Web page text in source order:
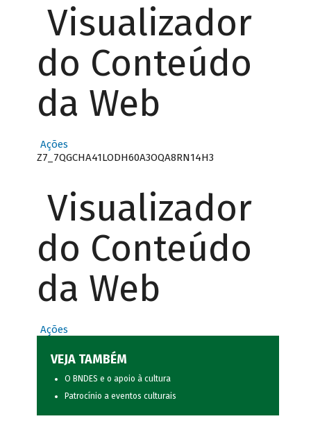
Visualizador
do Conteúdo
da Web
Ações
Z7_7QGCHA41LODH60A3OQA8RN14H3
Visualizador
do Conteúdo
da Web
Ações
VEJA TAMBÉM
O BNDES e o apoio à cultura
Patrocínio a eventos culturais